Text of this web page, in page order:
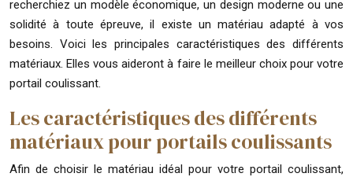
recherchiez un modèle économique, un design moderne ou une
solidité à toute épreuve, il existe un matériau adapté à vos
besoins. Voici les principales caractéristiques des différents
matériaux. Elles vous aideront à faire le meilleur choix pour votre
portail coulissant.
Les caractéristiques des différents
matériaux pour portails coulissants
Afin de choisir le matériau idéal pour votre portail coulissant,